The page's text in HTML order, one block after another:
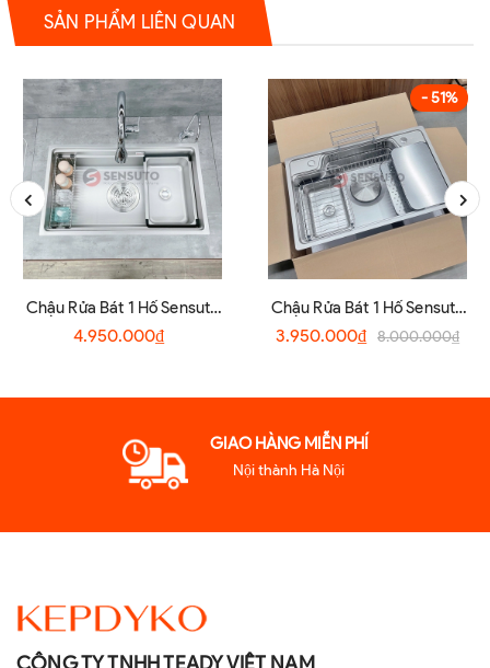
SẢN PHẨM LIÊN QUAN
Chậu Rửa Bát 1 Hố Sensuto
S7045TSA
4.950.000₫
- 51%
Chậu Rửa Bát 1 Hố Sensuto
XLG7848TS
3.950.000₫ 8.000.000₫
GIAO HÀNG MIỄN PHÍ
Nội thành Hà Nội
CÔNG TY TNHH TEADY VIỆT NAM